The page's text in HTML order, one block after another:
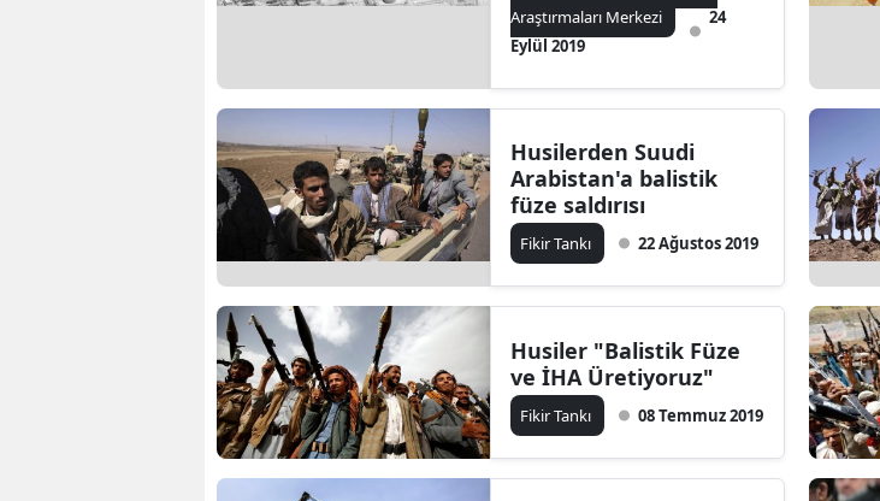
Araştırmaları Merkezi
24
Eylül 2019
Husilerden Suudi
Arabistan'a balistik
füze saldırısı
Fikir Tankı 22 Ağustos 2019
Husiler "Balistik Füze
ve İHA Üretiyoruz"
Fikir Tankı 08 Temmuz 2019